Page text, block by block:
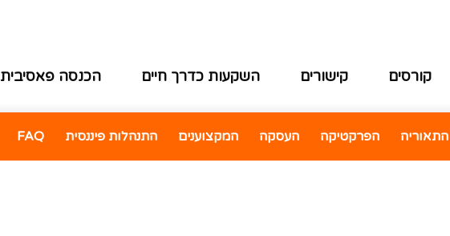
קורסים קישורים השקעות כדרך חיים הכנסה פאסיבית
התאוריה הפרקטיקה העסקה המקצוענים התנהלות פיננסית FAQ